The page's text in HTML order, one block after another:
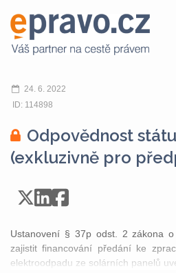
24. 6. 2022
ID: 114898
Odpovědnost
(exkluzivně pro
Ustanovení § 37p odst. 2 zákona
zajistit financování předání ke
elektroodpadu ze solárních panelů